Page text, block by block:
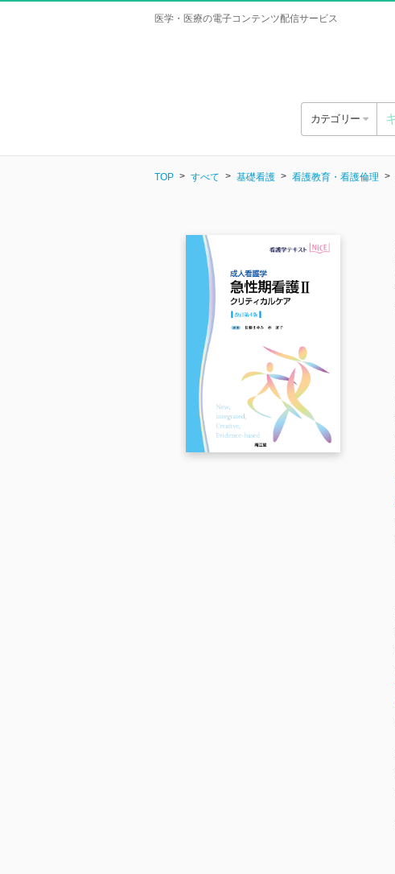
医学・医療の電子コンテンツ配信サービス
カテゴリー
TOP すべて 基礎看護 看護教育・看護倫理